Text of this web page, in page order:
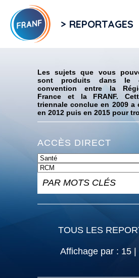
> REPORTAGES
Les sujets que vous
sont produits dans le
convention entre la
France et la FRANF.
triennale conclue en 2009 a
en 2012 puis en 2015 pour
ACCÈS DIRECT
TOUS LES
Affichage par : 15|